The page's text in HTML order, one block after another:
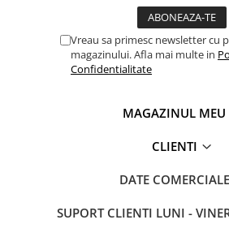
Vreau sa primesc newsletter cu
magazinului. Afla mai multe in
Confidentialitate
MAGAZINUL MEU
CLIENTI
DATE COMERCIALE
SUPORT CLIENTI LUNI -